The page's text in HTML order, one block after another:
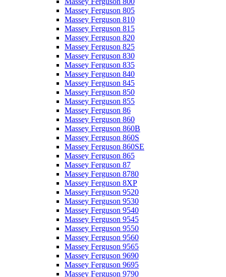
Massey Ferguson 805
Massey Ferguson 810
Massey Ferguson 815
Massey Ferguson 820
Massey Ferguson 825
Massey Ferguson 830
Massey Ferguson 835
Massey Ferguson 840
Massey Ferguson 845
Massey Ferguson 850
Massey Ferguson 855
Massey Ferguson 86
Massey Ferguson 860
Massey Ferguson 860B
Massey Ferguson 860S
Massey Ferguson 860SE
Massey Ferguson 865
Massey Ferguson 87
Massey Ferguson 8780
Massey Ferguson 8XP
Massey Ferguson 9520
Massey Ferguson 9530
Massey Ferguson 9540
Massey Ferguson 9545
Massey Ferguson 9550
Massey Ferguson 9560
Massey Ferguson 9565
Massey Ferguson 9690
Massey Ferguson 9695
Massey Ferguson 9790